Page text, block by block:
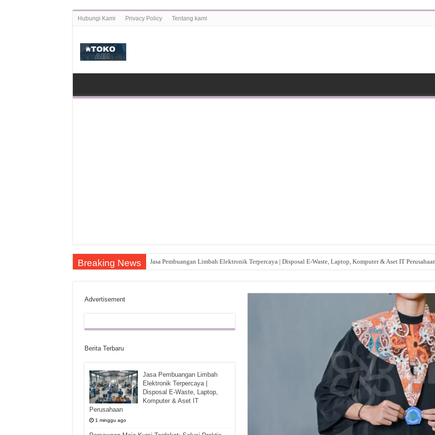
Hubungi Kami Privacy Policy Tentang kami
Breaking News Jasa Pembuangan Limbah Elektronik Terpercaya | Disposal E-Waste, Laptop, Komputer & Aset IT
Advertisement
Berita Terbaru
Jasa Pembuangan Limbah
Elektronik Terpercaya |
Disposal E-Waste, Laptop,
Komputer & Aset IT
Perusahaan
1 minggu ago